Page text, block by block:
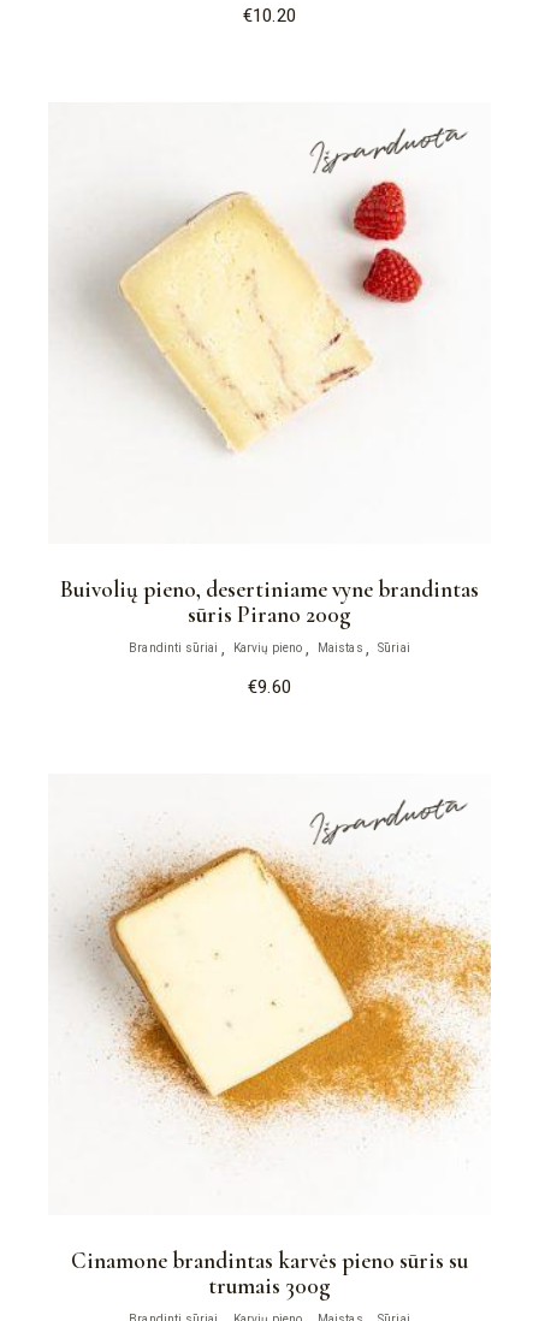
€10.20
Išparduota
Buivolių pieno, desertiniame vyne brandintas
sūris Pirano 200g
Brandinti sūriai Karvių pieno Maistas Sūriai
€9.60
Išparduota
Cinamone brandintas karvės pieno sūris su
trumais 300g